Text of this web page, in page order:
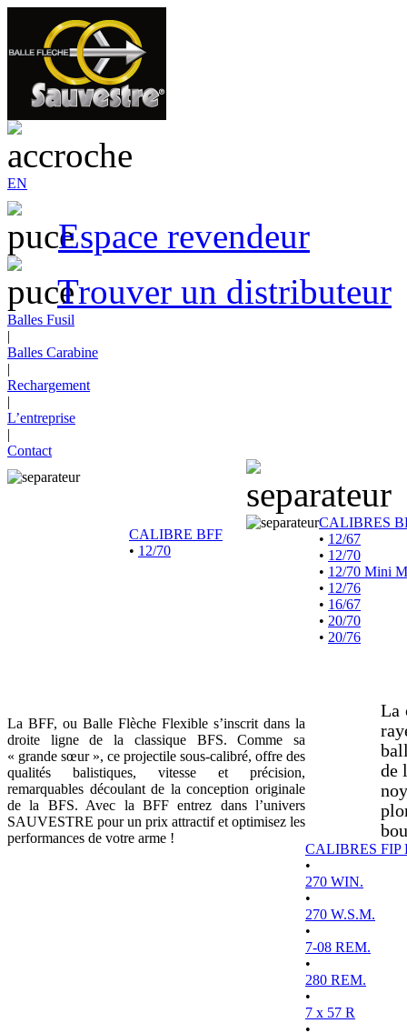
EN
Espace revendeur
Trouver un distributeur
Balles Fusil
|
Balles Carabine
|
Rechargement
|
L’entreprise
|
Contact
CALIBRE BFF
• 12/70
CALIBRES
• 12/67
• 12/70
• 12/70 Mini
• 12/76
• 16/67
• 20/70
• 20/76
La BFF, ou Balle Flèche Flexible s’inscrit dans la
droite ligne de la classique BFS. Comme sa
« grande sœur », ce projectile sous-calibré, offre des
qualités balistiques, vitesse et précision,
remarquables découlant de la conception originale
de la BFS. Avec la BFF entrez dans l’univers
SAUVESTRE pour un prix attractif et optimisez les
performances de votre arme !
La
de
CALIBRES FIP
•
270 WIN.
•
270 W.S.M.
•
7-08 REM.
•
280 REM.
•
7 x 57 R
•